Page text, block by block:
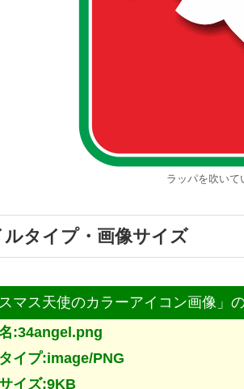
ラッパを吹いて
ルタイプ・画像サイズ
スマス天使のカラーアイコン画像」
:34angel.png
イプ:image/PNG
イズ:9KB